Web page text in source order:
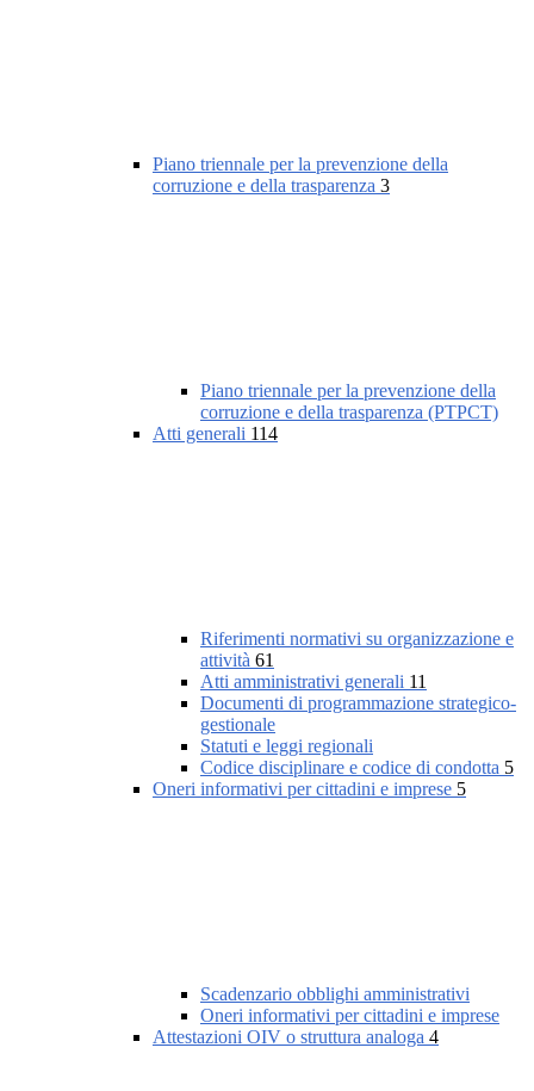
Piano triennale per la prevenzione della
corruzione e della trasparenza 3
Piano triennale per la prevenzione della
corruzione e della trasparenza (PTPCT)
Atti generali 114
Riferimenti normativi su organizzazione e
attività 61
Atti amministrativi generali 11
Documenti di programmazione strategico-
gestionale
Statuti e leggi regionali
Codice disciplinare e codice di condotta 5
Oneri informativi per cittadini e imprese 5
Scadenzario obblighi amministrativi
Oneri informativi per cittadini e imprese
Attestazioni OIV o struttura analoga 4